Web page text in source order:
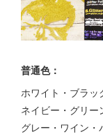
普通色：
ホワイト・ブラッ
ネイビー・グリー
グレー・ワイン・